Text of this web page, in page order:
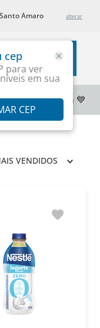
Amaro
cep
para ver
em sua
CEP
PlayStation 💙
VENDIDOS